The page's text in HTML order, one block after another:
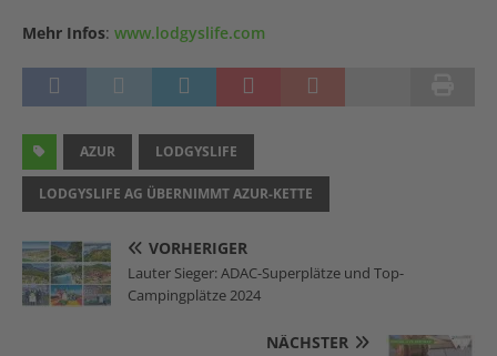
Mehr Infos: www.lodgyslife.com
AZUR LODGYSLIFE
LODGYSLIFE AG ÜBERNIMMT AZUR-KETTE
VORHERIGER
Lauter Sieger: ADAC-Superplätze und Top-
Campingplätze 2024
NÄCHSTER